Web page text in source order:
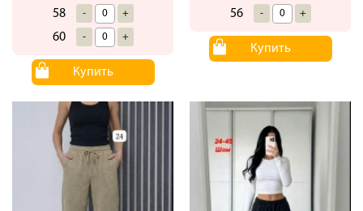
58 - +
60 - +
Купить
56 - +
Купить